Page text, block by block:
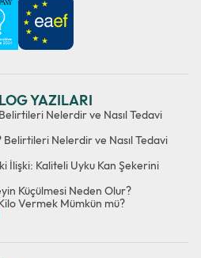
YAZILARI
Nelerdir ve Nasıl Tedavi
Nelerdir ve Nasıl Tedavi
İlişki: Kaliteli Uyku Kan Şekerini
Küçülmesi Neden Olur?
Vermek Mümkün mü?